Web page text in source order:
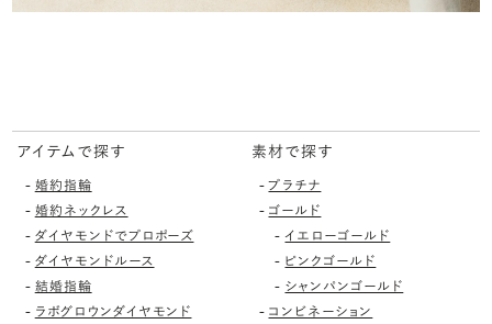
アイテムで探す
- 婚約指輪
- 婚約ネックレス
- ダイヤモンドでプロポーズ
- ダイヤモンドルース
- 結婚指輪
- ラボグロウンダイヤモンド
素材で探す
-プラチナ
- ゴールド
-イエローゴールド
- ピンクゴールド
- シャンパンゴールド
- コンビネーション